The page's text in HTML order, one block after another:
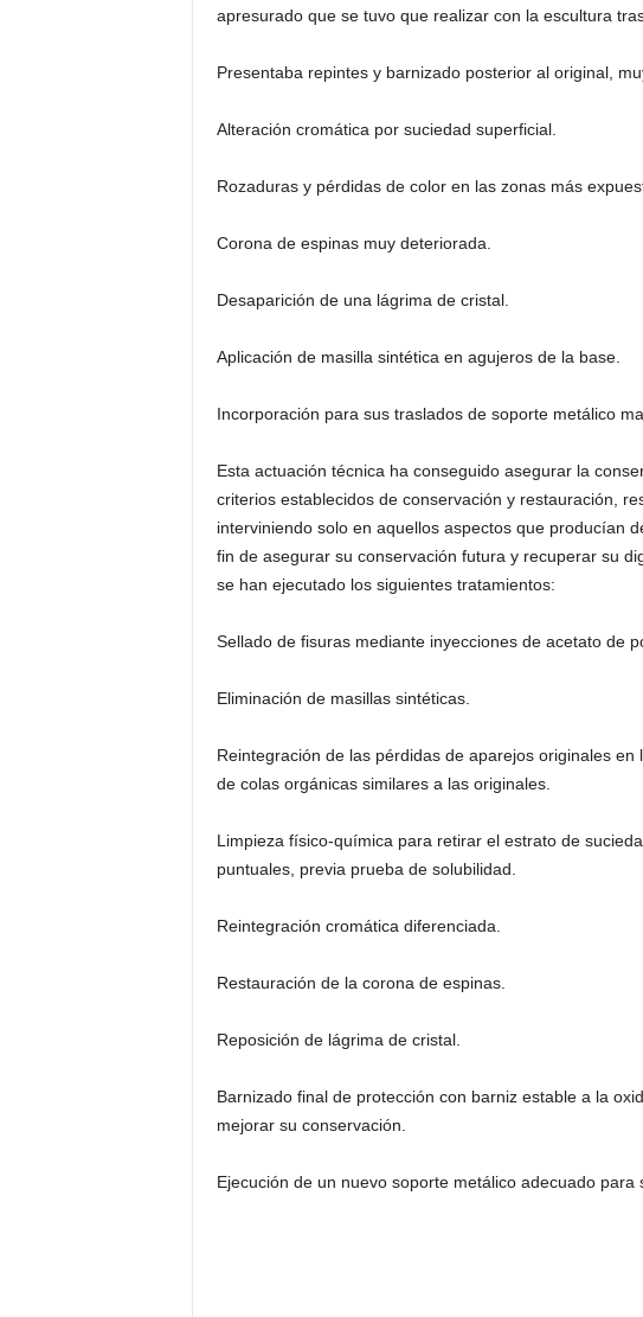
apresurado que se tuvo que realizar con la escultura
Presentaba repintes y barnizado posterior al original,
Alteración cromática por suciedad superficial.
Rozaduras y pérdidas de color en las zonas más
Corona de espinas muy deteriorada.
Desaparición de una lágrima de cristal.
Aplicación de masilla sintética en agujeros de la base.
Incorporación para sus traslados de soporte metálico
Esta actuación técnica ha conseguido asegurar la
criterios establecidos de conservación y restauración,
interviniendo solo en aquellos aspectos que producían
fin de asegurar su conservación futura y recuperar su
se han ejecutado los siguientes tratamientos:
Sellado de fisuras mediante inyecciones de acetato de
Eliminación de masillas sintéticas.
Reintegración de las pérdidas de aparejos originales
de colas orgánicas similares a las originales.
Limpieza físico-química para retirar el estrato de
puntuales, previa prueba de solubilidad.
Reintegración cromática diferenciada.
Restauración de la corona de espinas.
Reposición de lágrima de cristal.
Barnizado final de protección con barniz estable a la
mejorar su conservación.
Ejecución de un nuevo soporte metálico adecuado para